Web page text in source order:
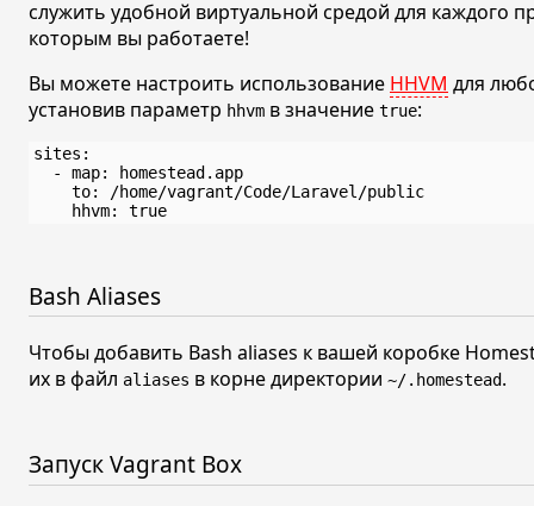
служить удобной виртуальной средой для каждого
которым вы работаете!
Вы можете настроить использование HHVM для
установив параметр hhvm в значение true:
sites:
  - map: homestead.app
    to: /home/vagrant/Code/Laravel/public
Bash Aliases
Чтобы добавить Bash aliases к вашей коробке
их в файл aliases в корне директории ~/.homestead.
Запуск Vagrant Box